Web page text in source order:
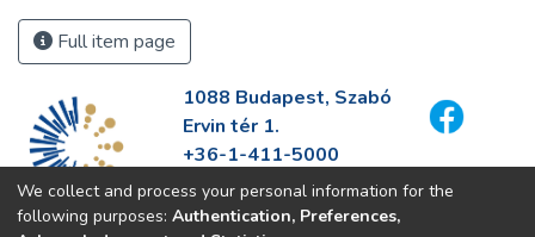
Full item page
1088 Budapest, Szabó
Ervin tér 1.
+36-1-411-5000
info@fszek.hu
https://fszek.hu
We collect and process your personal information for the
following purposes: Authentication, Preferences,